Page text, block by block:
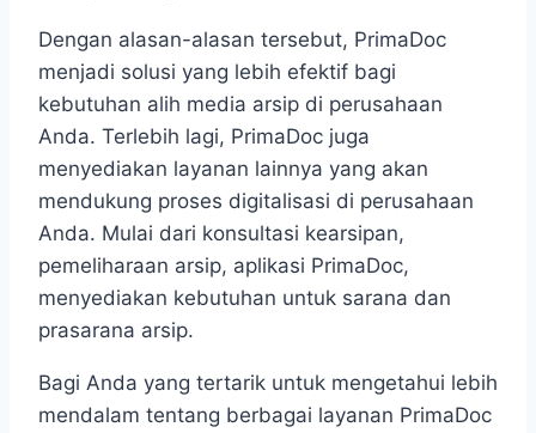
Dengan alasan-alasan tersebut, PrimaDoc
menjadi solusi yang lebih efektif bagi
kebutuhan alih media arsip di perusahaan
Anda. Terlebih lagi, PrimaDoc juga
menyediakan layanan lainnya yang akan
mendukung proses digitalisasi di perusahaan
Anda. Mulai dari konsultasi kearsipan,
pemeliharaan arsip, aplikasi PrimaDoc,
menyediakan kebutuhan untuk sarana dan
prasarana arsip.
Bagi Anda yang tertarik untuk mengetahui lebih
mendalam tentang berbagai layanan PrimaDoc